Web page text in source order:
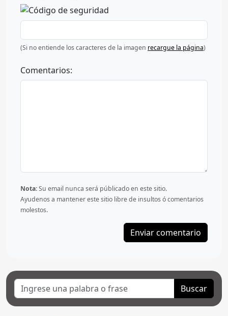
(Si no entiende los caracteres de la imagen recargue la página)
Comentarios:
Nota:Su email nunca será públicado en este sitio.
Ayudenos a mantener este sitio libre de insultos ó comentarios
molestos.
Buscar